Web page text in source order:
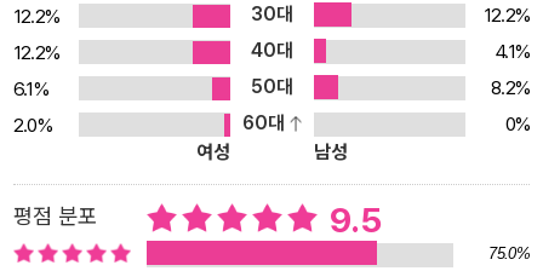
거부한다. 시신인수가 이루어지지 않으면 무연고 장례의 대상이 된
다. 무연고자 장례는 일일장조차 치르지 않는 경우가 많다. 장례식 없
이 곧바로 화장되고 10년이 지나면 자연에 뿌려진다. 쓸쓸한 삶의 끝
은 누구도 기억해주지 않는 죽음이 된다. 책에는 아내를 따라 스스로
생을 마감했으나 자식이 없어 무연고 장례를 치른 할아버지의 이야기
가 담겨 있다. 할아버지는 사랑하는 할머니를 따라 떠나면서 그 옆에
묻히길 원했으나 행정, 법적 절차에 가로막혀 그럴 수 없었다. 현 실정
에서 무연고자는 자기 장례의 객체가 될 수밖에 없다. 이처럼 죽음은
12.2%
30대
12.2%
12.2%
40대
4.1%
6.1%
50대
8.2%
2.0%
60대
0%
여성
남성
평점 분포 9.5
75.0%